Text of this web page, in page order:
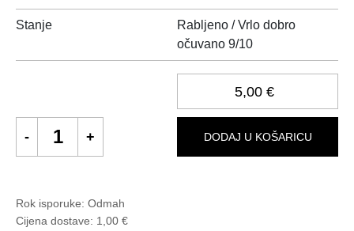
Stanje
Rabljeno / Vrlo dobro
očuvano 9/10
5,00 €
DODAJ U KOŠARICU
Rok isporuke: Odmah
Cijena dostave: 1,00 €